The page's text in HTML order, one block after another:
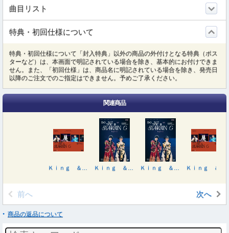
曲目リスト
特典・初回仕様について
特典・初回仕様について「封入特典」以外の商品の外付けとなる特典（ポス
ターなど）は、本画面で明記されている場合を除き、基本的にお付けできま
せん。また、「初回仕様」は、商品名に明記されている場合を除き、発売日
以降のご注文でのご指定はできません。予めご了承ください。
関連商品
前へ 次へ
商品の返品について